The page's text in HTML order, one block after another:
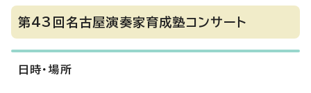
第43回名古屋演奏家育成塾コンサート
日時・場所